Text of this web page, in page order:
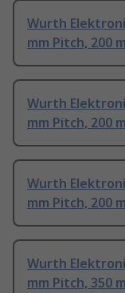
Wurth
mm Pitch, 200
Wurth
mm Pitch, 200
Wurth
mm Pitch, 200
Wurth
mm Pitch, 350